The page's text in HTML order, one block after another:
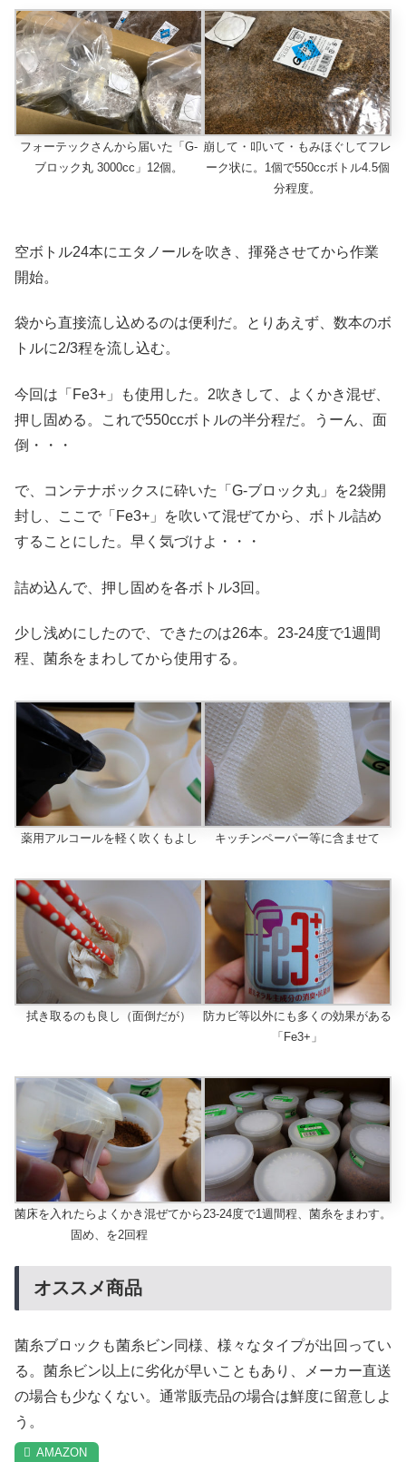
フォーテックさんから届いた「G-
ブロック丸 3000cc」12個。
崩して・叩いて・もみほぐしてフレ
ーク状に。1個で550ccボトル4.5個
分程度。
空ボトル24本にエタノールを吹き、揮発させてから作業
開始。
袋から直接流し込めるのは便利だ。とりあえず、数本のボ
トルに2/3程を流し込む。
今回は「Fe3+」も使用した。2吹きして、よくかき混ぜ、
押し固める。これで550ccボトルの半分程だ。うーん、面
倒・・・
で、コンテナボックスに砕いた「G-ブロック丸」を2袋開
封し、ここで「Fe3+」を吹いて混ぜてから、ボトル詰め
することにした。早く気づけよ・・・
詰め込んで、押し固めを各ボトル3回。
少し浅めにしたので、できたのは26本。23-24度で1週間
程、菌糸をまわしてから使用する。
薬用アルコールを軽く吹くもよし キッチンペーパー等に含ませて
拭き取るのも良し（面倒だが）
防カビ等以外にも多くの効果がある
「Fe3+」
菌床を入れたらよくかき混ぜてから
固め、を2回程
23-24度で1週間程、菌糸をまわす。
オススメ商品
菌糸ブロックも菌糸ビン同様、様々なタイプが出回ってい
る。菌糸ビン以上に劣化が早いこともあり、メーカー直送
の場合も少なくない。通常販売品の場合は鮮度に留意しよ
う。